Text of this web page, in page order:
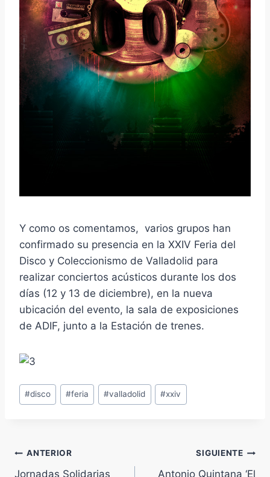
Y como os comentamos, varios grupos han
confirmado su presencia en la XXIV Feria del
Disco y Coleccionismo de Valladolid para
realizar conciertos acústicos durante los dos
días (12 y 13 de diciembre), en la nueva
ubicación del evento, la sala de exposiciones
de ADIF, junto a la Estación de trenes.
Etiquetas
de
#disco #feria #valladolid #xxiv
Navegación
ANTERIOR
Jornadas Solidarias
SIGUIENTE
Antonio Quintana ‘El